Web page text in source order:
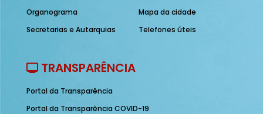
Organograma
Secretarias e Autarquias
Mapa da cidade
Telefones úteis
TRANSPARÊNCIA
Portal da Transparência
Portal da Transparência COVID-19